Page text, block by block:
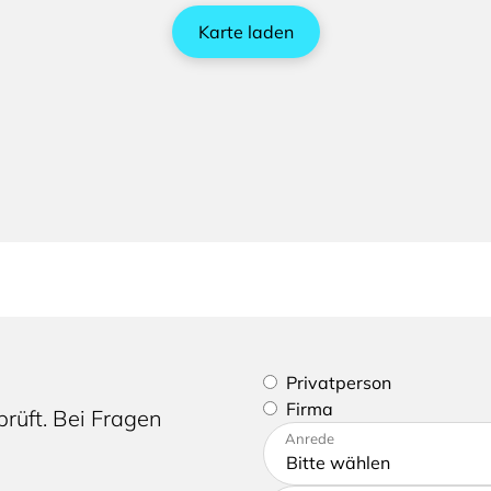
Karte laden
Bei Fragen
Bitte geben Sie an, ob Sie
Privatperson
Firma
Bitte tragen Sie Ihre
Anrede